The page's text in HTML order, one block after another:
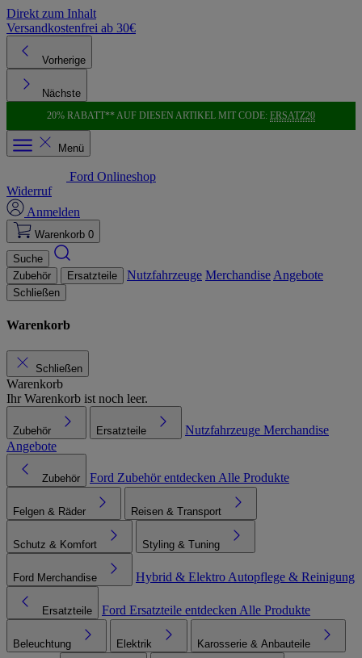
Direkt zum Inhalt
Versandkostenfrei ab 30€
Vorherige
Nächste
20% RABATT** AUF DIESEN ARTIKEL MIT CODE: ERSATZ20
Menü
Ford Onlineshop
Widerruf
Anmelden
Warenkorb 0
Suche
Zubehör
Ersatzteile Nutzfahrzeuge Merchandise Angebote
Schließen
Warenkorb
Schließen
Warenkorb
Ihr Warenkorb ist noch leer.
Zubehör Ersatzteile Nutzfahrzeuge Merchandise
Angebote
Zubehör Ford Zubehör entdecken Alle Produkte
Felgen & Räder Reisen & Transport
Schutz & Komfort Styling & Tuning
Ford Merchandise Hybrid & Elektro Autopflege & Reinigung
Ersatzteile Ford Ersatzteile entdecken Alle Produkte
Beleuchtung Elektrik Karosserie & Anbauteile